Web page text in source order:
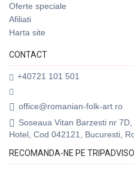
Oferte speciale
Afiliati
Harta site
CONTACT
+40721 101 501
office@romanian-folk-art.ro
Soseaua Vitan Barzesti nr
Hotel, Cod 042121, Bucuresti,
RECOMANDA-NE PE